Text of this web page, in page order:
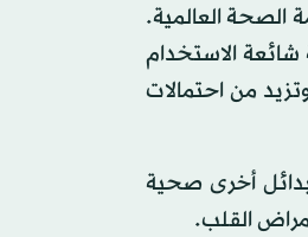
الصحة العالمية.
الاستخدام
من احتمالات
أخرى صحية
القلب.